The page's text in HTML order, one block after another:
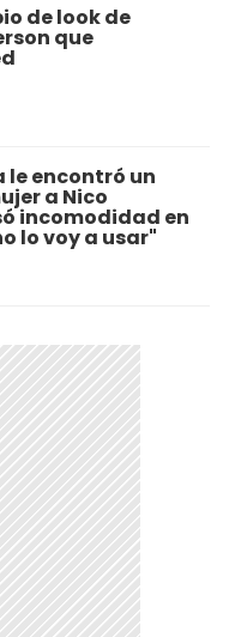
de look de
que
le encontró un
a Nico
incomodidad en
lo voy a usar"